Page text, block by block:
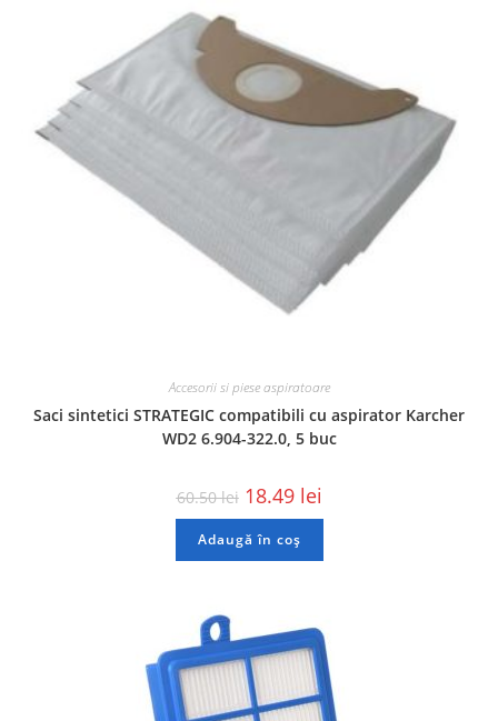
Accesorii si piese aspiratoare
Saci sintetici STRATEGIC compatibili cu aspirator Karcher
WD2 6.904-322.0, 5 buc
60.50lei 18.49 lei
Adaugă în coș